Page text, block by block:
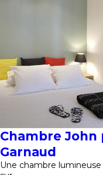
Chambre John
Garnaud
Une chambre